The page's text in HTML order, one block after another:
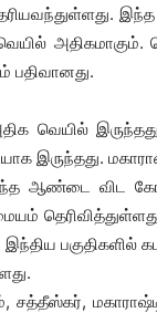
இந்த
பதிவானது.
வெயில்
இருந்தது.
ஆண்டை விட
இந்திய
சத்தீஸ்கர்,